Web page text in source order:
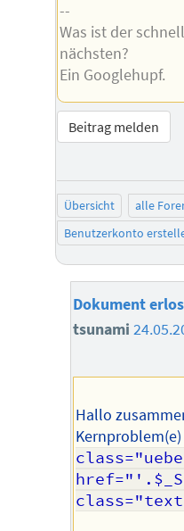
--
Was ist der
nächsten?
Ein Googlehupf.
Beitrag melden
Übersicht alle
Benutzerkonto
Dokument
tsunami
Hallo